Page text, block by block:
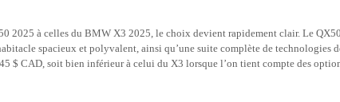
2025 à celles du BMW X3 2025, le choix devient rapidement clair. Le
spacieux et polyvalent, ainsi qu’une suite complète de technologies
$ CAD, soit bien inférieur à celui du X3 lorsque l’on tient compte des